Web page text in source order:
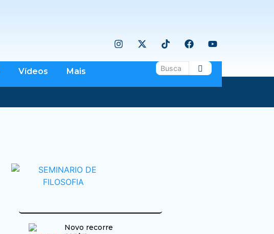
Vídeos Mais
Novo recorre